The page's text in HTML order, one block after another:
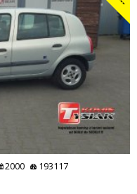
2000 193117